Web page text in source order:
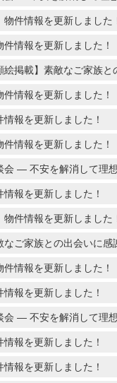
物件情報を更新しました
件情報を更新しました！
絵掲載】素敵なご家族
件情報を更新しました！
情報を更新しました！
件情報を更新しました！
会 ― 不安を解消して理
情報を更新しました！
物件情報を更新しました
なご家族との出会いに感
件情報を更新しました！
情報を更新しました！
会 ― 不安を解消して理
情報を更新しました！
情報を更新しました！